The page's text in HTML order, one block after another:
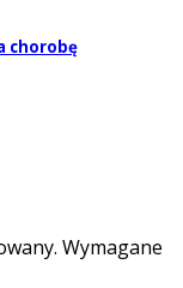
chorobę
Wymagane